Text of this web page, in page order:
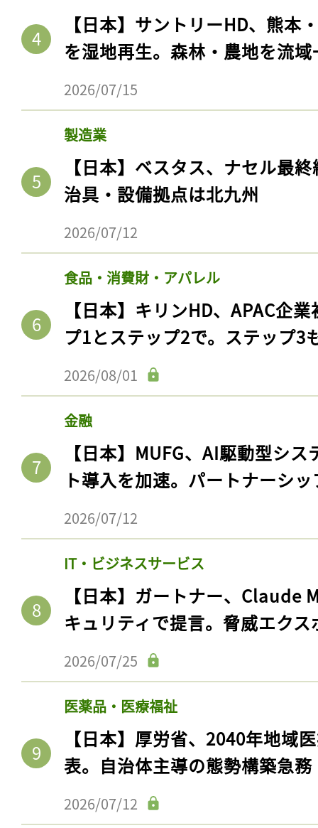
【日本】サントリーHD、熊本
を湿地再生。森林・農地を流
2026/07/15
製造業
【日本】ベスタス、ナセル最
治具・設備拠点は北九州
2026/07/12
食品・消費財・アパレル
【日本】キリンHD、APAC企
プ1とステップ2で。ステップ3
2026/08/01
金融
【日本】MUFG、AI駆動型シ
ト導入を加速。パートナーシ
2026/07/12
IT・ビジネスサービス
【日本】ガートナー、Claude
キュリティで提言。脅威エク
2026/07/25
医薬品・医療福祉
【日本】厚労省、2040年地域
表。自治体主導の態勢構築急務
2026/07/12